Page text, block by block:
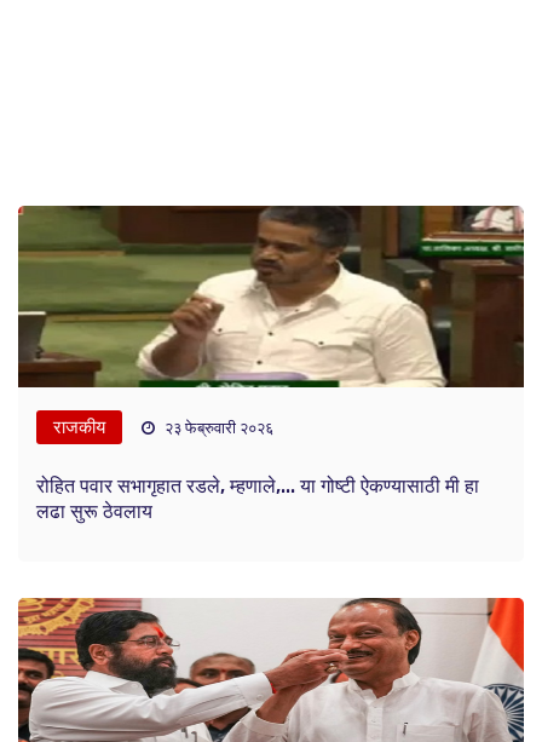
राजकीय २३ फेब्रुवारी २०२६
रोहित पवार सभागृहात रडले, म्हणाले,... या गोष्टी ऐकण्यासाठी मी हा
लढा सुरू ठेवलाय